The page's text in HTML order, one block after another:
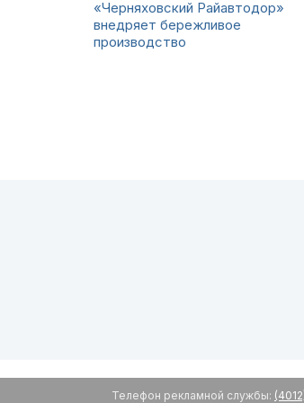
«Черняховский Райавтодор»
внедряет бережливое
производство
Телефон рекламной службы: